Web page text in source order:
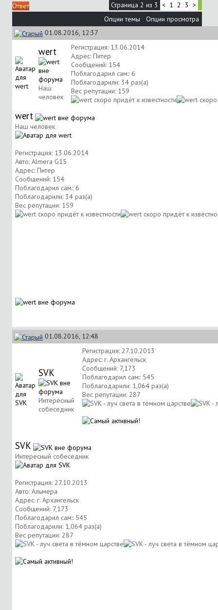
Ответ Страница 2 из 3 < 1 2 3 >
Опции темы
Опции просмотра
01.08.2016, 12:37
wert
Наш
человек
Регистрация: 13.06.2014
Адрес: Питер
Сообщений: 154
Поблагодарил сам:: 6
Поблагодарили: 34 раз(а)
Вес репутации: 159
wert
Наш человек
Регистрация: 13.06.2014
Авто: Almera G15
Адрес: Питер
Сообщений: 154
Поблагодарил сам:: 6
Поблагодарили: 34 раз(а)
Вес репутации: 159
01.08.2016, 12:48
SVK
Интересный
собеседник
Регистрация: 27.10.2013
Адрес: г. Архангельск
Сообщений: 7,173
Поблагодарил сам:: 545
Поблагодарили: 1,064 раз(а)
Вес репутации: 287
SVK
Интересный собеседник
Регистрация: 27.10.2013
Авто: Альмера
Адрес: г. Архангельск
Сообщений: 7,173
Поблагодарил сам:: 545
Поблагодарили: 1,064 раз(а)
Вес репутации: 287